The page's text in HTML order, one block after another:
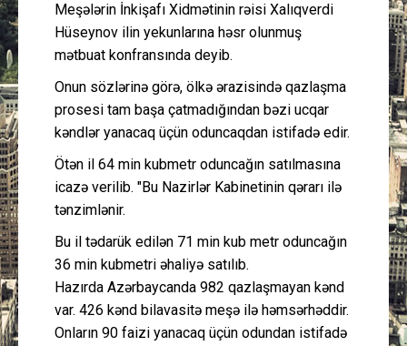
Peşə etikası
Meşələrin İnkişafı Xidmətinin rəisi Xalıqverdi
Hüseynov ilin yekunlarına həsr olunmuş
mətbuat konfransında deyib.
Onun sözlərinə görə, ölkə ərazisində qazlaşma
prosesi tam başa çatmadığından bəzi ucqar
kəndlər yanacaq üçün oduncaqdan istifadə edir.
Ötən il 64 min kubmetr oduncağın satılmasına
icazə verilib. "Bu Nazirlər Kabinetinin qərarı ilə
tənzimlənir.
Bu il tədarük edilən 71 min kub metr oduncağın
36 min kubmetri əhaliyə satılıb.
Hazırda Azərbaycanda 982 qazlaşmayan kənd
var. 426 kənd bilavasitə meşə ilə həmsərhəddir.
Onların 90 faizi yanacaq üçün odundan istifadə